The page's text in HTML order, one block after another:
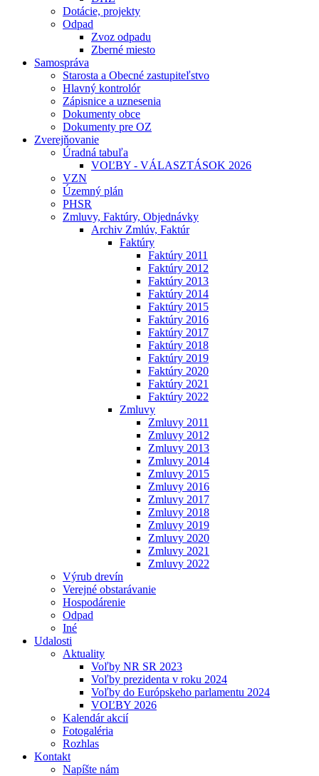
Dotácie, projekty
Odpad
Zvoz odpadu
Zberné miesto
Samospráva
Starosta a Obecné zastupiteľstvo
Hlavný kontrolór
Zápisnice a uznesenia
Dokumenty obce
Dokumenty pre OZ
Zverejňovanie
Úradná tabuľa
VOĽBY - VÁLASZTÁSOK 2026
VZN
Územný plán
PHSR
Zmluvy, Faktúry, Objednávky
Archiv Zmlúv, Faktúr
Faktúry
Faktúry 2011
Faktúry 2012
Faktúry 2013
Faktúry 2014
Faktúry 2015
Faktúry 2016
Faktúry 2017
Faktúry 2018
Faktúry 2019
Faktúry 2020
Faktúry 2021
Faktúry 2022
Zmluvy
Zmluvy 2011
Zmluvy 2012
Zmluvy 2013
Zmluvy 2014
Zmluvy 2015
Zmluvy 2016
Zmluvy 2017
Zmluvy 2018
Zmluvy 2019
Zmluvy 2020
Zmluvy 2021
Zmluvy 2022
Výrub drevín
Verejné obstarávanie
Hospodárenie
Odpad
Iné
Udalosti
Aktuality
Voľby NR SR 2023
Voľby prezidenta v roku 2024
Voľby do Európskeho parlamentu 2024
VOĽBY 2026
Kalendár akcií
Fotogaléria
Rozhlas
Kontakt
Napíšte nám